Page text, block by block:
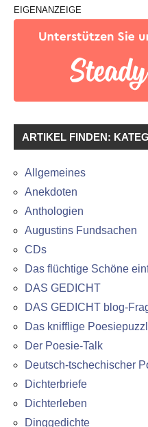
EIGENANZEIGE
ARTIKEL FINDEN:
Allgemeines
Anekdoten
Anthologien
Augustins Fundsachen
CDs
Das flüchtige Schöne
DAS GEDICHT
DAS GEDICHT blog-
Das knifflige
Der Poesie-Talk
Deutsch-tschechischer
Dichterbriefe
Dichterleben
Dinggedichte